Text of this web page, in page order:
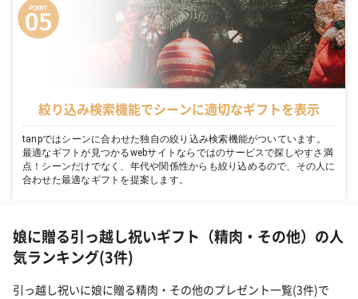
絞り込み検索機能でシーンに適切なギフトを表示
tanpではシーンに合わせた独自の絞り込み検索機能がついています。
最適なギフトが見つかるwebサイトならではのサービスで探しやすさ満
点！シーンだけでなく、年代や関係性からも絞り込めるので、その人に
合わせた最適なギフトを提案します。
娘に贈る引っ越し祝いギフト（精肉・その他）の人
気ランキング(3件)
引っ越し祝いに娘に贈る精肉・その他のプレゼント一覧(3件)で